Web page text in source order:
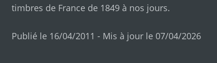
timbres de France de 1849 à nos jours.
Publié le 16/04/2011 - Mis à jour le 07/04/2026